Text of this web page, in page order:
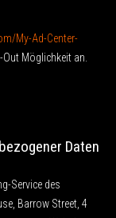
My-Ad-Center-
Möglichkeit an.
Daten
Service des
Barrow Street, 4